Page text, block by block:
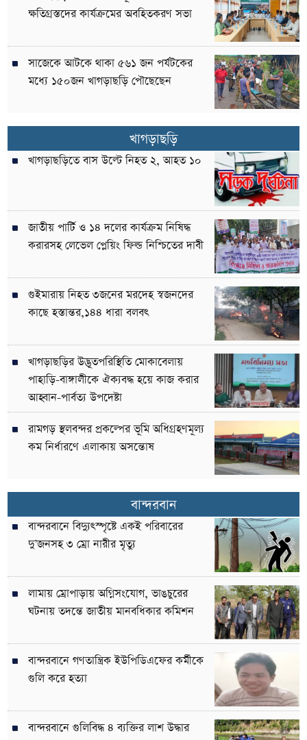
ক্ষতিগ্রস্তদের কার্যক্রমের অবহিতকরণ সভা
সাজেকে আটকে থাকা ৫৬১ জন পর্যটকের
মধ্যে ১৫০জন খাগড়াছড়ি পৌছেছেন
খাগড়াছড়ি
খাগড়াছড়িতে বাস উল্টে নিহত ২, আহত ১০
জাতীয় পার্টি ও ১৪ দলের কার্যক্রম নিষিদ্ধ
করারসহ লেভেল প্লেয়িং ফিল্ড নিশ্চিতের দাবী
গুইমারায় নিহত ৩জনের মরদেহ স্বজনদের
কাছে হস্তান্তর,১৪৪ ধারা বলবৎ
খাগড়াছড়ির উদ্ভূতপরিস্থিতি মোকাবেলায়
পাহাড়ি-বাঙ্গালীকে ঐক্যবদ্ধ হয়ে কাজ করার
আহ্বান-পার্বত্য উপদেষ্টা
রামগড় স্থলবন্দর প্রকল্পের ভূমি অধিগ্রহণমূল্য
কম নির্ধারণে এলাকায় অসন্তোষ
বান্দরবান
বান্দরবানে বিদ্যুৎস্পৃষ্টে একই পরিবারের
দু’জনসহ ৩ ম্রো নারীর মৃত্যু
লামায় ম্রোপাড়ায় অগ্নিসংযোগ, ভাঙচুরের
ঘটনায় তদন্তে জাতীয় মানবধিকার কমিশন
বান্দরবানে গণতান্ত্রিক ইউপিডিএফের কর্মীকে
গুলি করে হত্যা
বান্দরবানে গুলিবিদ্ধ ৪ ব্যক্তির লাশ উদ্ধার